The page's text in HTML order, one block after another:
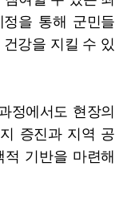
정을 통해 군민들
강을 지킬 수 있
정에서도 현장의
증진과 지역 공
기반을 마련해